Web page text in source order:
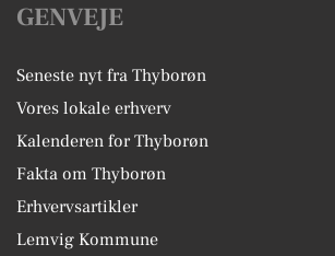
GENVEJE
Seneste nyt fra Thyborøn
Vores lokale erhverv
Kalenderen for Thyborøn
Fakta om Thyborøn
Erhvervsartikler
Lemvig Kommune